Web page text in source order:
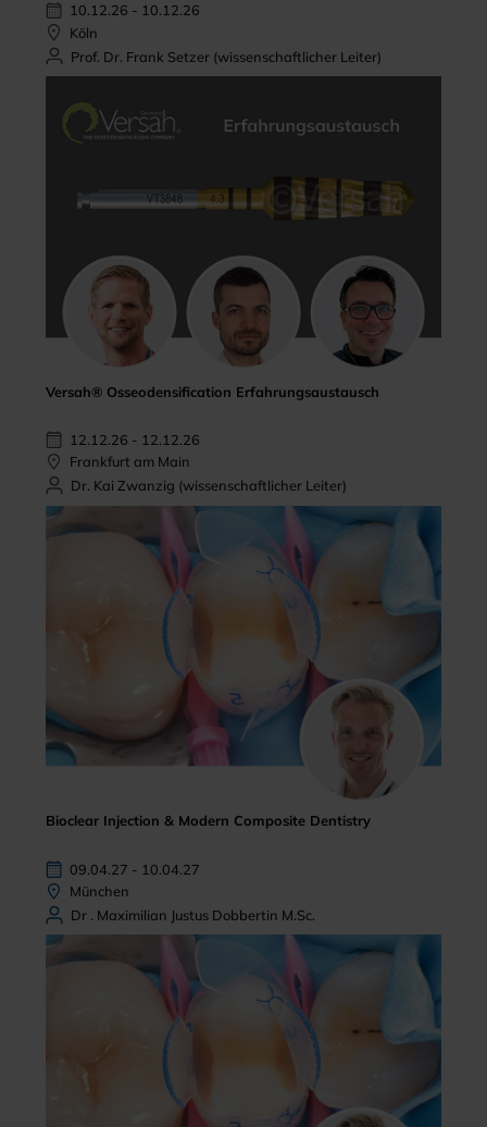
10.12.26 - 10.12.26
Köln
Prof. Dr. Frank Setzer (wissenschaftlicher Leiter)
Versah® Osseodensification Erfahrungsaustausch
12.12.26 - 12.12.26
Frankfurt am Main
Dr. Kai Zwanzig (wissenschaftlicher Leiter)
Bioclear Injection & Modern Composite Dentistry
09.04.27 - 10.04.27
München
Dr . Maximilian Justus Dobbertin M.Sc.